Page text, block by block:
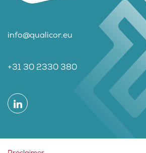
info@qualicor.eu
+31 30 2330 380